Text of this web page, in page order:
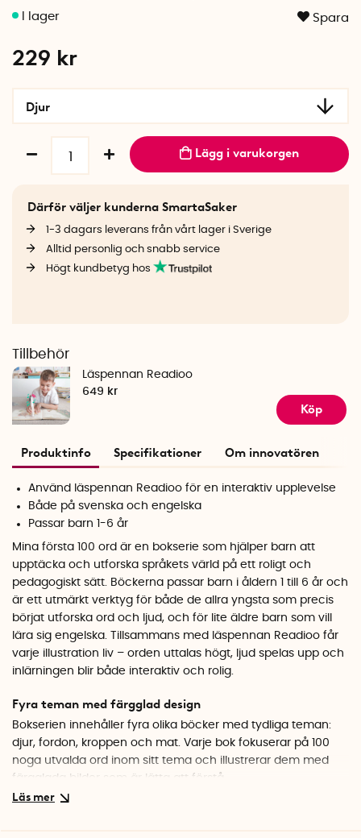
Spara
229 kr
Djur
Lägg i varukorgen
Därför väljer kunderna SmartaSaker
1-3 dagars leverans från vårt lager i Sverige
Alltid personlig och snabb service
Högt kundbetyg hos
Tillbehör
Läspennan Readioo
649 kr
Köp
Produktinfo Specifikationer Om innovatören
Använd läspennan Readioo för en interaktiv upplevelse
Både på svenska och engelska
Passar barn 1-6 år
Mina första 100 ord är en bokserie som hjälper barn att
upptäcka och utforska språkets värld på ett roligt och
pedagogiskt sätt. Böckerna passar barn i åldern 1 till 6 år och
är ett utmärkt verktyg för både de allra yngsta som precis
börjat utforska ord och ljud, och för lite äldre barn som vill
lära sig engelska. Tillsammans med läspennan Readioo får
varje illustration liv – orden uttalas högt, ljud spelas upp och
inlärningen blir både interaktiv och rolig.
Fyra teman med färgglad design
Bokserien innehåller fyra olika böcker med tydliga teman:
djur, fordon, kroppen och mat. Varje bok fokuserar på 100
noga utvalda ord inom sitt tema och illustrerar dem med
färgglada bilder som är lätta att förstå.